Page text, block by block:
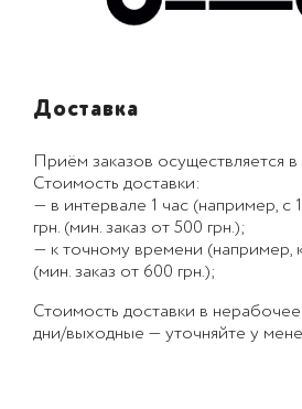
Доставка
Приём заказов осуществляется в
Стоимость доставки:
— в интервале 1 час (например, с
грн. (мин. заказ от 500 грн.);
— к точному времени (например, к
(мин. заказ от 600 грн.);
Стоимость доставки в
дни/выходные — уточняйте у